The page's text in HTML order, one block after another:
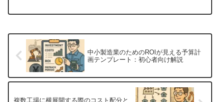
中小製造業のためのROIが見える予算計
画テンプレート：初心者向け解説
複数工場に横展開する際のコスト配分と